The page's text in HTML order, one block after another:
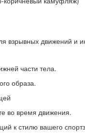
взрывных движений и
части тела.
образа.
во время движения.
к стилю вашего